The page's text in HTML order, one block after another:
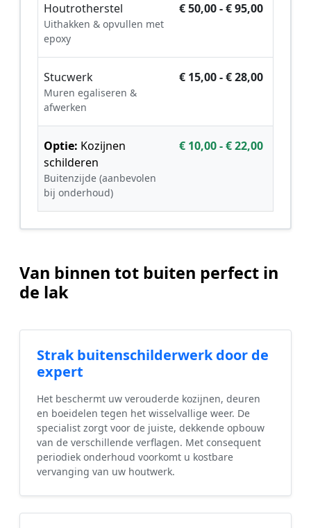
Houtrotherstel
Uithakken & opvullen met
epoxy
€ 50,00 - € 95,00
Stucwerk
Muren egaliseren &
afwerken
€ 15,00 - € 28,00
Optie: Kozijnen
schilderen
Buitenzijde (aanbevolen
bij onderhoud)
€ 10,00 - € 22,00
Van binnen tot buiten perfect in
de lak
Strak buitenschilderwerk door de
expert
Het beschermt uw verouderde kozijnen, deuren
en boeidelen tegen het wisselvallige weer. De
specialist zorgt voor de juiste, dekkende opbouw
van de verschillende verflagen. Met consequent
periodiek onderhoud voorkomt u kostbare
vervanging van uw houtwerk.